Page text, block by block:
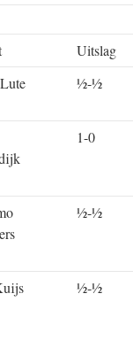
Uitslag
½-½
1-0
½-½
½-½